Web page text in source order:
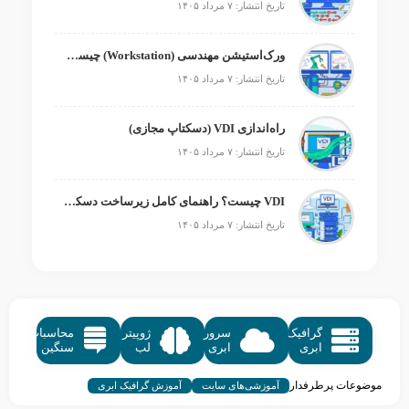
تاریخ انتشار: ۷ مرداد ۱۴۰۵
ورک‌استیشن مهندسی (Workstation) چیست؟
تاریخ انتشار: ۷ مرداد ۱۴۰۵
راه‌اندازی VDI (دسکتاپ مجازی)
تاریخ انتشار: ۷ مرداد ۱۴۰۵
VDI چیست؟ راهنمای کامل زیرساخت دسکتاپ مجازی
تاریخ انتشار: ۷ مرداد ۱۴۰۵
گرافیک
ابری
ژوپیتر
لب
سرور
ابری
محاسبات
سنگین
موضوعات پرطرفدار آموزشی‌های سایت
آموزش گرافیک ابری